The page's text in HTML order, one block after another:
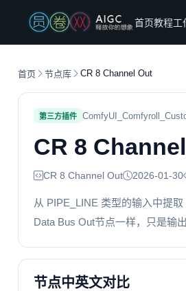
首页教程工
首页 节点库 CR 8 Channel Out
第三方插件
CR 8
CR 8 Channel Out 2026-01-30
从 PIPE_LINE 类型的输入中提
Data Bus Out节点一样，只是输
节点中英文对比